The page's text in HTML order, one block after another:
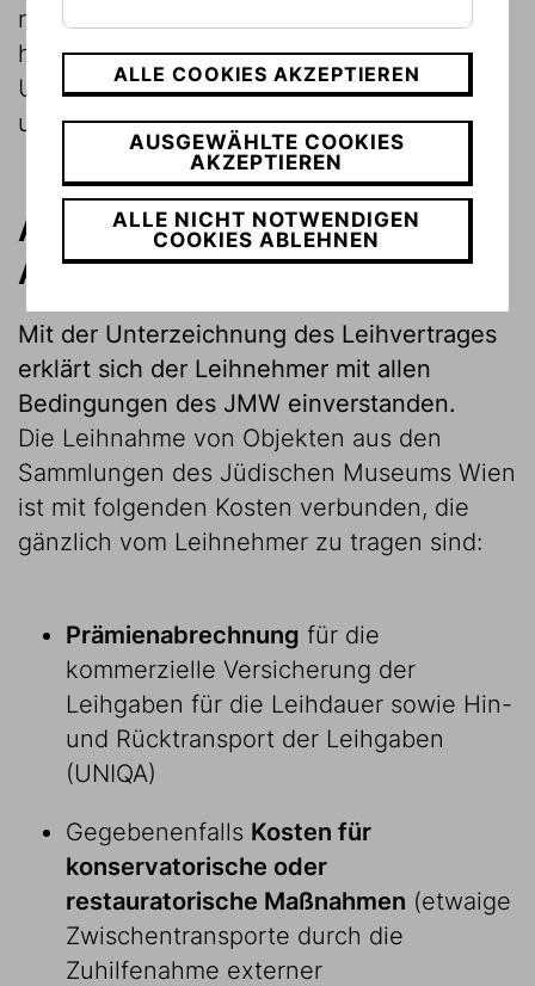
recherchieren. Es sei ausdrücklich darauf
hingewiesen, dass das JMW aus
Urheberrechtsforderungen Dritter schad-
und klaglos zu halten ist.
Allgemeine
Ausstellungsbedingungen
Mit der Unterzeichnung des Leihvertrages
erklärt sich der Leihnehmer mit allen
Bedingungen des JMW einverstanden.
Die Leihnahme von Objekten aus den
Sammlungen des Jüdischen Museums Wien
ist mit folgenden Kosten verbunden, die
gänzlich vom Leihnehmer zu tragen sind:
Prämienabrechnung für die
kommerzielle Versicherung der
Leihgaben für die Leihdauer sowie Hin-
und Rücktransport der Leihgaben
(UNIQA)
Gegebenenfalls Kosten für
konservatorische oder
restauratorische Maßnahmen (etwaige
Zwischentransporte durch die
Zuhilfenahme externer
ALLE COOKIES AKZEPTIEREN
AUSGEWÄHLTE COOKIES
AKZEPTIEREN
ALLE NICHT NOTWENDIGEN
COOKIES ABLEHNEN